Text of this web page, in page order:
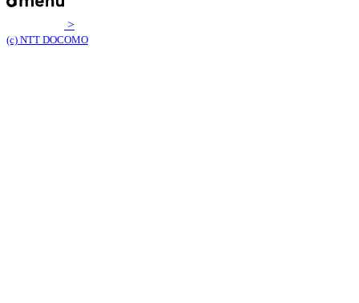
>
(c) NTT DOCOMO